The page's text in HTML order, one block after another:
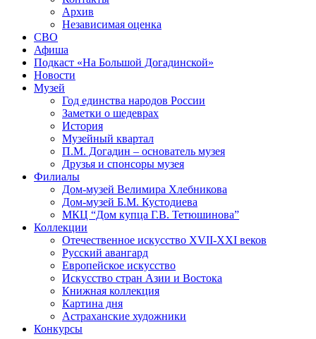
Архив
Независимая оценка
СВО
Афиша
Подкаст «На Большой Догадинской»
Новости
Музей
Год единства народов России
Заметки о шедеврах
История
Музейный квартал
П.М. Догадин – основатель музея
Друзья и спонсоры музея
Филиалы
Дом-музей Велимира Хлебникова
Дом-музей Б.М. Кустодиева
МКЦ “Дом купца Г.В. Тетюшинова”
Коллекции
Отечественное искусство XVII-XXI веков
Русский авангард
Европейское искусство
Искусство стран Азии и Востока
Книжная коллекция
Картина дня
Астраханские художники
Конкурсы